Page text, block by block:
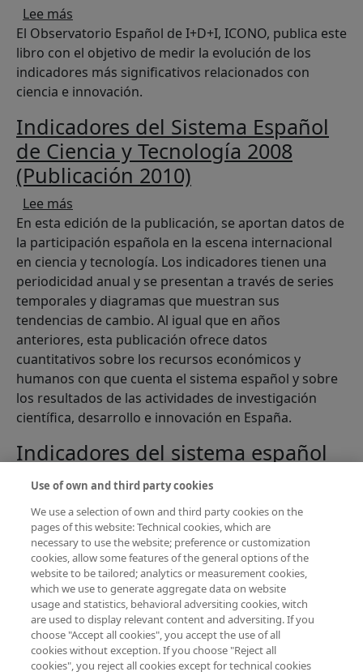
Lee más
El Observatorio Español de I+D+I, ICONO, publica este
libro con el objetivo de medir la evolución de los
indicadores más significativos relacionados con
ciencia e innovación.
Indicadores del Sistema Español
de Ciencia y Tecnología 2008
(Publicación 2010)
Lee más
En esta edición de la publicación, se aportan datos de
la participación española en la escena internacional
en ciencia y tecnología. Los indicadores tienen una
periodicidad anual y se presentan a través de series
temporales y diagramas que muestran sus
tendencias de cambio. Al igual que en años
anteriores, esta publicación ofrece datos
cuantitativos sobre los recursos económicos y
humanos con que cuenta el sistema español y sobre
los resultados de las actividades de investigación
científica, desarrollo e innovación en España.
Indicadores del sistema español
de ciencia, tecnología e
innovación 2015
Lee mássobre Indicadores del sistema español de
Esta publicación muestra la evolución de aquellas
variables estadísticas más significativas a lo largo del
período 2000-2013, la comparación con el contexto
internacional y la distribución por comunidades
autónomas en aquellos casos en los que se dispone
de información. Al igual que en ediciones anteriores,
los datos reflejan los recursos -económicos y
Use of own and third party cookies
We use a selection of own and third party cookies on the
pages of this website: Technical cookies, which are
necessary to use the website; preference or customization
cookies, allow some features of the general options of the
website to be tailored; analytics or measurement cookies,
which we use to generate aggregate data on website
usage and statistics, behavioral adversiting cookies, witch
are used to display relevant content and adversiting. If you
choose "Accept all cookies", you accept the use of all
cookies without exception. If you choose "Reject all
cookies", you reject all cookies except for technical cookies